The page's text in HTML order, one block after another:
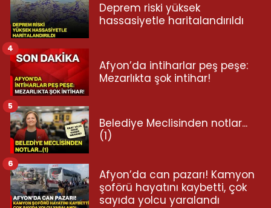
Deprem riski yüksek
hassasiyetle haritalandırıldı
Afyon’da intiharlar peş peşe:
Mezarlıkta şok intihar!
4
Belediye Meclisinden notlar...
(1)
5
Afyon’da can pazarı! Kamyon
şoförü hayatını kaybetti, çok
sayıda yolcu yaralandı
6